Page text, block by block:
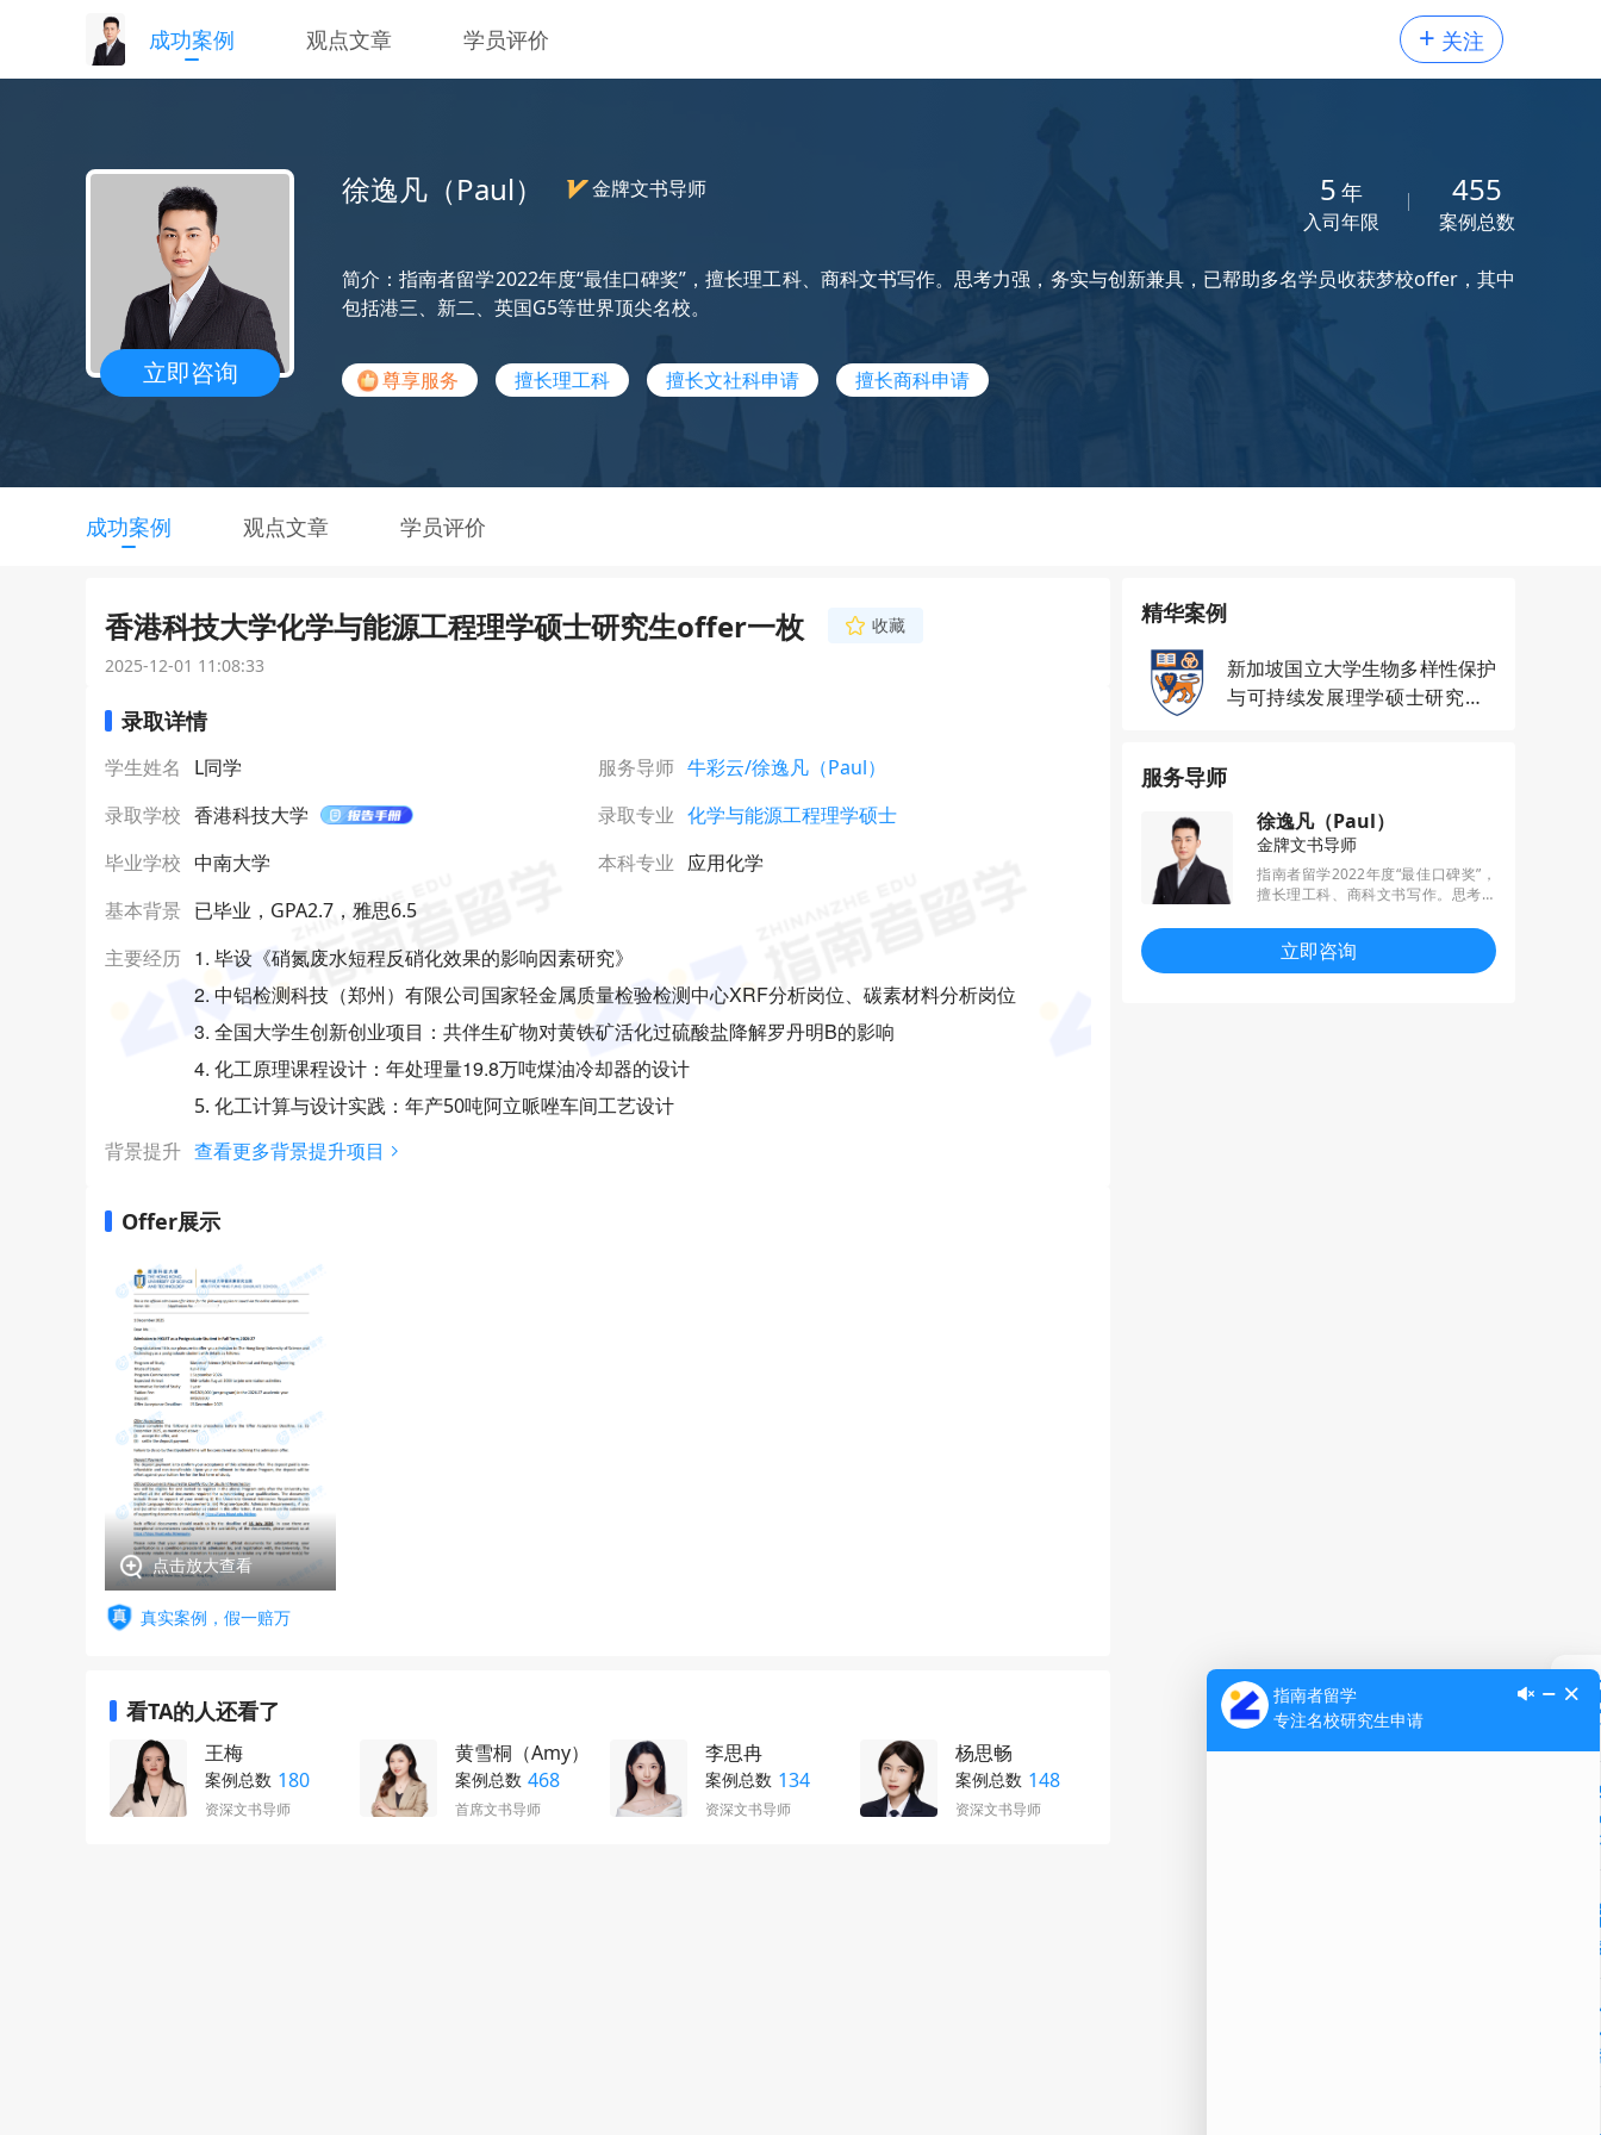
成功案例 观点文章 学员评价 + 关注
立即咨询
徐逸凡（Paul） 金牌文书导师 5 年
入司年限
455
案例总数
简介：指南者留学2022年度“最佳口碑奖”，擅长理工科、商科文书写作。思考力强，务实与创新兼具，已帮助多名学员收获梦校offer，其中
包括港三、新二、英国G5等世界顶尖名校。
尊享服务 擅长理工科 擅长文社科申请 擅长商科申请
成功案例 观点文章 学员评价
香港科技大学化学与能源工程理学硕士研究生offer一枚
收藏
2025-12-01 11:08:33
录取详情
学生姓名 L同学 服务导师 牛彩云/徐逸凡（Paul）
录取学校 香港科技大学 录取专业 化学与能源工程理学硕士
毕业学校 中南大学 本科专业 应用化学
基本背景 已毕业，GPA2.7，雅思6.5
主要经历 1. 毕设《硝氮废水短程反硝化效果的影响因素研究》
2. 中铝检测科技（郑州）有限公司国家轻金属质量检验检测中心XRF分析岗位、碳素材料分析岗位
3. 全国大学生创新创业项目：共伴生矿物对黄铁矿活化过硫酸盐降解罗丹明B的影响
4. 化工原理课程设计：年处理量19.8万吨煤油冷却器的设计
5. 化工计算与设计实践：年产50吨阿立哌唑车间工艺设计
背景提升 查看更多背景提升项目
Offer展示
点击放大查看
真实案例，假一赔万
看TA的人还看了
王梅
案例总数 180
资深文书导师
黄雪桐（Amy）
案例总数 468
首席文书导师
李思冉
案例总数 134
资深文书导师
杨思畅
案例总数 148
资深文书导师
精华案例
新加坡国立大学生物多样性保护
与可持续发展理学硕士研究生o
服务导师
徐逸凡（Paul）
金牌文书导师
指南者留学2022年度“最佳口碑奖”，
擅长理工科、商科文书写作。思考力
员收获梦校offer，其中包括港三、新
二、英国G5等世界顶尖名校。
立即咨询
公
微
在